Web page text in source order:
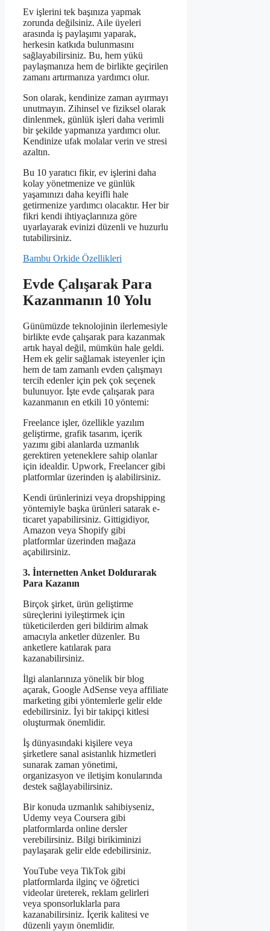
Ev işlerini tek başınıza yapmak
zorunda değilsiniz. Aile üyeleri
arasında iş paylaşımı yaparak,
herkesin katkıda bulunmasını
sağlayabilirsiniz. Bu, hem yükü
paylaşmanıza hem de birlikte geçirilen
zamanı artırmanıza yardımcı olur.
Son olarak, kendinize zaman ayırmayı
unutmayın. Zihinsel ve fiziksel olarak
dinlenmek, günlük işleri daha verimli
bir şekilde yapmanıza yardımcı olur.
Kendinize ufak molalar verin ve stresi
azaltın.
Bu 10 yaratıcı fikir, ev işlerini daha
kolay yönetmenize ve günlük
yaşamınızı daha keyifli hale
getirmenize yardımcı olacaktır. Her bir
fikri kendi ihtiyaçlarınıza göre
uyarlayarak evinizi düzenli ve huzurlu
tutabilirsiniz.
Bambu Orkide Özellikleri
Evde Çalışarak Para
Kazanmanın 10 Yolu
Günümüzde teknolojinin ilerlemesiyle
birlikte evde çalışarak para kazanmak
artık hayal değil, mümkün hale geldi.
Hem ek gelir sağlamak isteyenler için
hem de tam zamanlı evden çalışmayı
tercih edenler için pek çok seçenek
bulunuyor. İşte evde çalışarak para
kazanmanın en etkili 10 yöntemi:
Freelance işler, özellikle yazılım
geliştirme, grafik tasarım, içerik
yazımı gibi alanlarda uzmanlık
gerektiren yeteneklere sahip olanlar
için idealdir. Upwork, Freelancer gibi
platformlar üzerinden iş alabilirsiniz.
Kendi ürünlerinizi veya dropshipping
yöntemiyle başka ürünleri satarak e-
ticaret yapabilirsiniz. Gittigidiyor,
Amazon veya Shopify gibi
platformlar üzerinden mağaza
açabilirsiniz.
3. İnternetten Anket Doldurarak
Para Kazanın
Birçok şirket, ürün geliştirme
süreçlerini iyileştirmek için
tüketicilerden geri bildirim almak
amacıyla anketler düzenler. Bu
anketlere katılarak para
kazanabilirsiniz.
İlgi alanlarınıza yönelik bir blog
açarak, Google AdSense veya affiliate
marketing gibi yöntemlerle gelir elde
edebilirsiniz. İyi bir takipçi kitlesi
oluşturmak önemlidir.
İş dünyasındaki kişilere veya
şirketlere sanal asistanlık hizmetleri
sunarak zaman yönetimi,
organizasyon ve iletişim konularında
destek sağlayabilirsiniz.
Bir konuda uzmanlık sahibiyseniz,
Udemy veya Coursera gibi
platformlarda online dersler
verebilirsiniz. Bilgi birikiminizi
paylaşarak gelir elde edebilirsiniz.
YouTube veya TikTok gibi
platformlarda ilginç ve öğretici
videolar üreterek, reklam gelirleri
veya sponsorluklarla para
kazanabilirsiniz. İçerik kalitesi ve
düzenli yayın önemlidir.